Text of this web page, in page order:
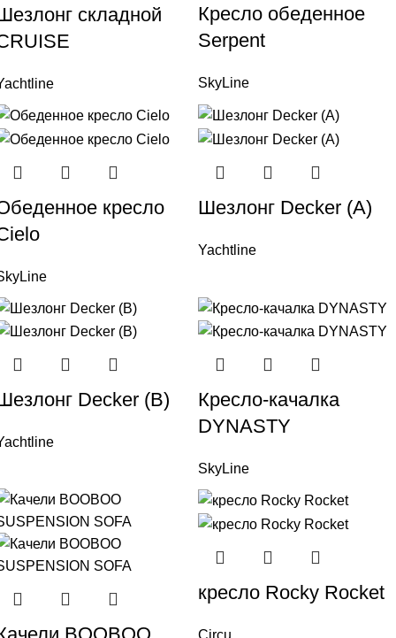
складной
Кресло обеденное
Serpent
SkyLine
кресло
Шезлонг Decker (А)
Yachtline
Decker (В)
Кресло-качалка
DYNASTY
SkyLine
кресло Rocky Rocket
Circu